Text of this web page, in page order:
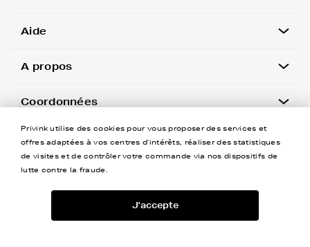
Aide
A propos
Coordonnées
Newsletter
Privink utilise des cookies pour vous proposer des services et
offres adaptées à vos centres d'intérêts, réaliser des statistiques
de visites et de contrôler votre commande via nos dispositifs de
lutte contre la fraude.
J'accepte